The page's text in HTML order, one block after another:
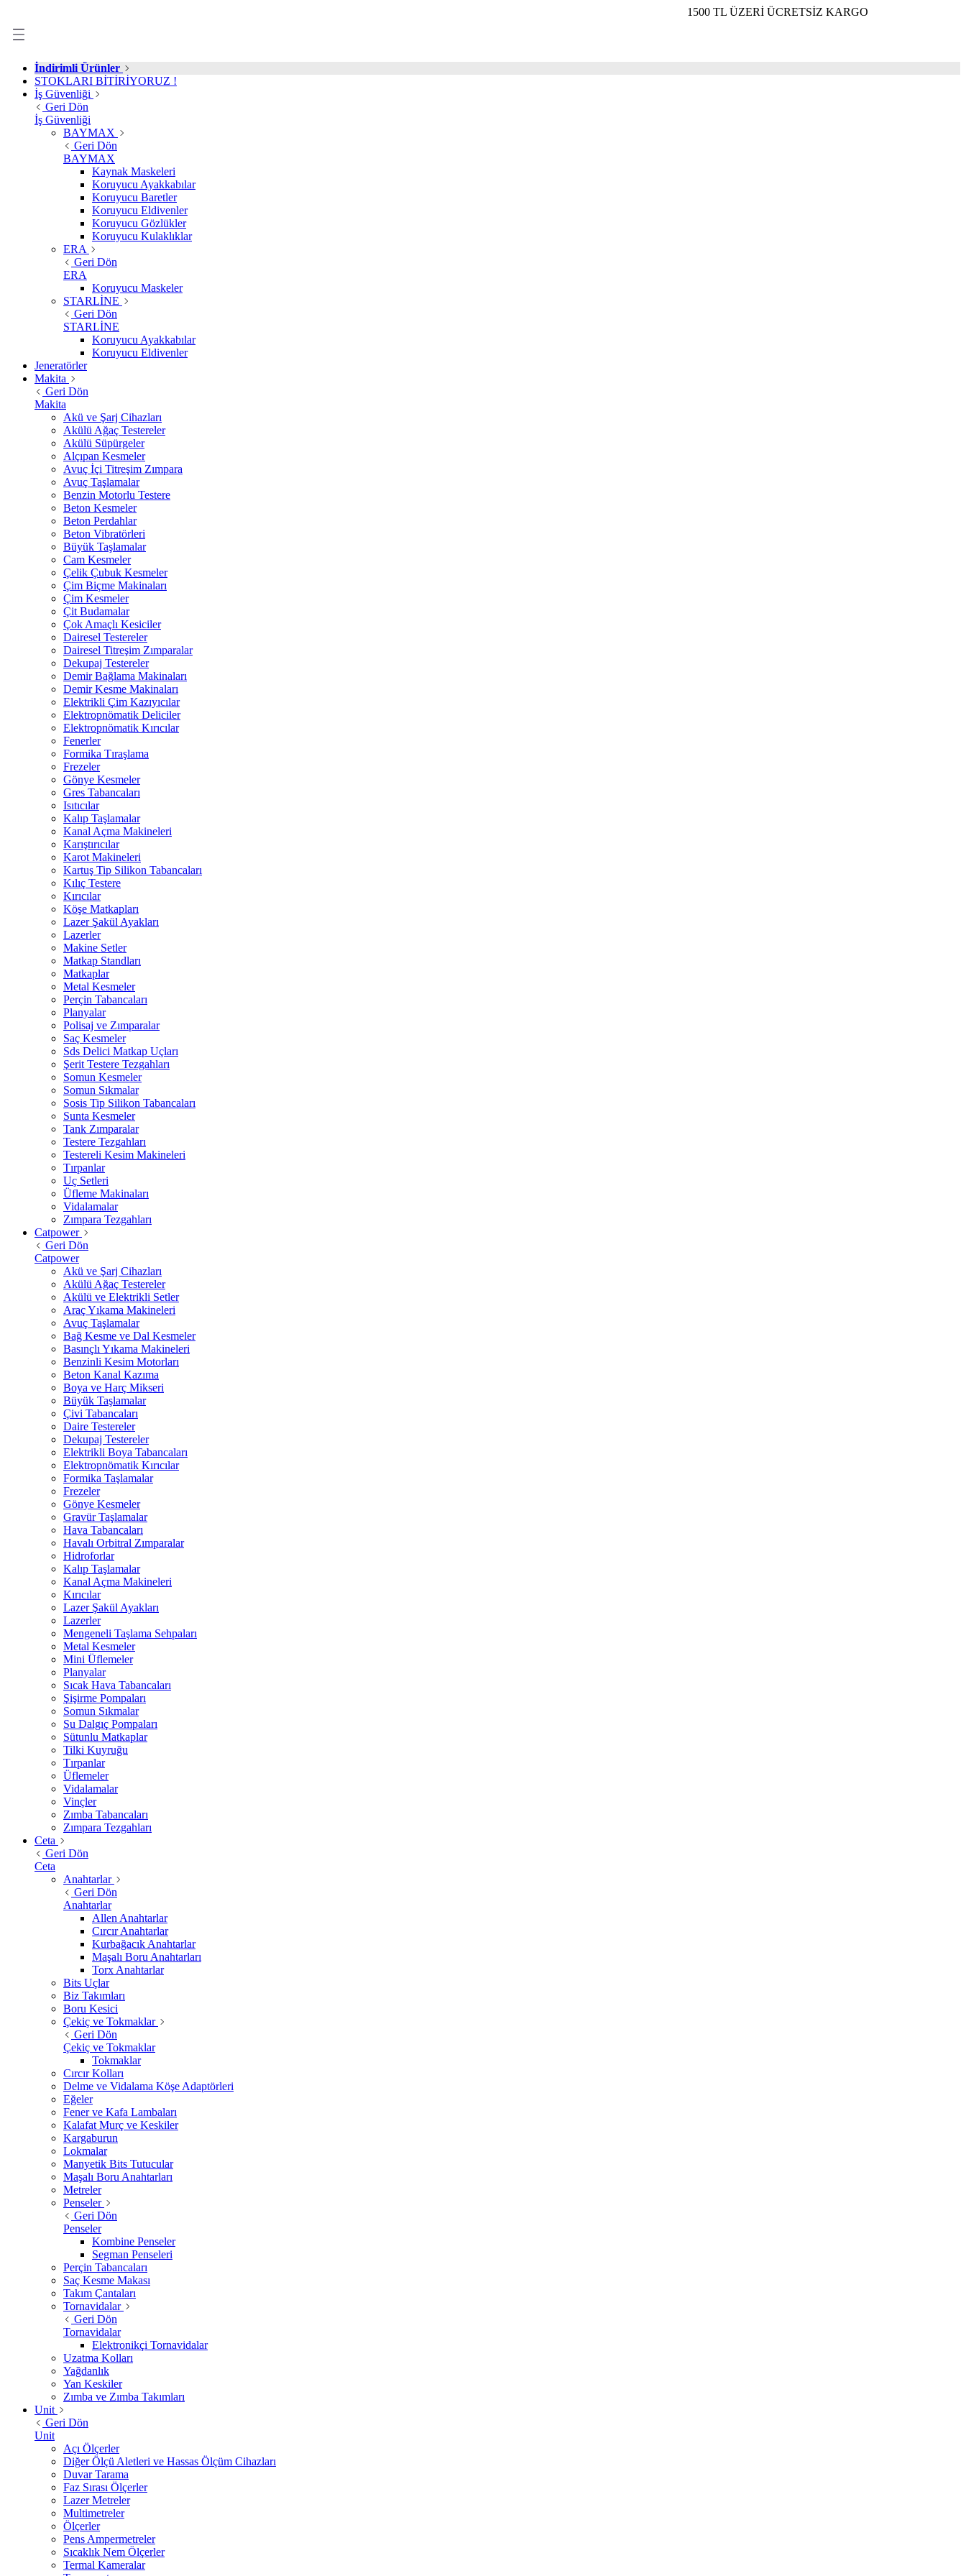
1500 TL ÜZERİ ÜCRETSİZ KARGO
İndirimli Ürünler
STOKLARI BİTİRİYORUZ !
İş Güvenliği
Geri Dön
İş Güvenliği
BAYMAX
Geri Dön
BAYMAX
Kaynak Maskeleri
Koruyucu Ayakkabılar
Koruyucu Baretler
Koruyucu Eldivenler
Koruyucu Gözlükler
Koruyucu Kulaklıklar
ERA
Geri Dön
ERA
Koruyucu Maskeler
STARLİNE
Geri Dön
STARLİNE
Koruyucu Ayakkabılar
Koruyucu Eldivenler
Jeneratörler
Makita
Geri Dön
Makita
Akü ve Şarj Cihazları
Akülü Ağaç Testereler
Akülü Süpürgeler
Alçıpan Kesmeler
Avuç İçi Titreşim Zımpara
Avuç Taşlamalar
Benzin Motorlu Testere
Beton Kesmeler
Beton Perdahlar
Beton Vibratörleri
Büyük Taşlamalar
Cam Kesmeler
Çelik Çubuk Kesmeler
Çim Biçme Makinaları
Çim Kesmeler
Çit Budamalar
Çok Amaçlı Kesiciler
Dairesel Testereler
Dairesel Titreşim Zımparalar
Dekupaj Testereler
Demir Bağlama Makinaları
Demir Kesme Makinaları
Elektrikli Çim Kazıyıcılar
Elektropnömatik Deliciler
Elektropnömatik Kırıcılar
Fenerler
Formika Tıraşlama
Frezeler
Gönye Kesmeler
Gres Tabancaları
Isıtıcılar
Kalıp Taşlamalar
Kanal Açma Makineleri
Karıştırıcılar
Karot Makineleri
Kartuş Tip Silikon Tabancaları
Kılıç Testere
Kırıcılar
Köşe Matkapları
Lazer Şakül Ayakları
Lazerler
Makine Setler
Matkap Standları
Matkaplar
Metal Kesmeler
Perçin Tabancaları
Planyalar
Polisaj ve Zımparalar
Saç Kesmeler
Sds Delici Matkap Uçları
Şerit Testere Tezgahları
Somun Kesmeler
Somun Sıkmalar
Sosis Tip Silikon Tabancaları
Sunta Kesmeler
Tank Zımparalar
Testere Tezgahları
Testereli Kesim Makineleri
Tırpanlar
Uç Setleri
Üfleme Makinaları
Vidalamalar
Zımpara Tezgahları
Catpower
Geri Dön
Catpower
Akü ve Şarj Cihazları
Akülü Ağaç Testereler
Akülü ve Elektrikli Setler
Araç Yıkama Makineleri
Avuç Taşlamalar
Bağ Kesme ve Dal Kesmeler
Basınçlı Yıkama Makineleri
Benzinli Kesim Motorları
Beton Kanal Kazıma
Boya ve Harç Mikseri
Büyük Taşlamalar
Çivi Tabancaları
Daire Testereler
Dekupaj Testereler
Elektrikli Boya Tabancaları
Elektropnömatik Kırıcılar
Formika Taşlamalar
Frezeler
Gönye Kesmeler
Gravür Taşlamalar
Hava Tabancaları
Havalı Orbitral Zımparalar
Hidroforlar
Kalıp Taşlamalar
Kanal Açma Makineleri
Kırıcılar
Lazer Şakül Ayakları
Lazerler
Mengeneli Taşlama Sehpaları
Metal Kesmeler
Mini Üflemeler
Planyalar
Sıcak Hava Tabancaları
Şişirme Pompaları
Somun Sıkmalar
Su Dalgıç Pompaları
Sütunlu Matkaplar
Tilki Kuyruğu
Tırpanlar
Üflemeler
Vidalamalar
Vinçler
Zımba Tabancaları
Zımpara Tezgahları
Ceta
Geri Dön
Ceta
Anahtarlar
Geri Dön
Anahtarlar
Allen Anahtarlar
Cırcır Anahtarlar
Kurbağacık Anahtarlar
Maşalı Boru Anahtarları
Torx Anahtarlar
Bits Uçlar
Biz Takımları
Boru Kesici
Çekiç ve Tokmaklar
Geri Dön
Çekiç ve Tokmaklar
Tokmaklar
Cırcır Kolları
Delme ve Vidalama Köşe Adaptörleri
Eğeler
Fener ve Kafa Lambaları
Kalafat Murç ve Keskiler
Kargaburun
Lokmalar
Manyetik Bits Tutucular
Maşalı Boru Anahtarları
Metreler
Penseler
Geri Dön
Penseler
Kombine Penseler
Segman Penseleri
Perçin Tabancaları
Saç Kesme Makası
Takım Çantaları
Tornavidalar
Geri Dön
Tornavidalar
Elektronikçi Tornavidalar
Uzatma Kolları
Yağdanlık
Yan Keskiler
Zımba ve Zımba Takımları
Unit
Geri Dön
Unit
Açı Ölçerler
Diğer Ölçü Aletleri ve Hassas Ölçüm Cihazları
Duvar Tarama
Faz Sırası Ölçerler
Lazer Metreler
Multimetreler
Ölçerler
Pens Ampermetreler
Sıcaklık Nem Ölçerler
Termal Kameralar